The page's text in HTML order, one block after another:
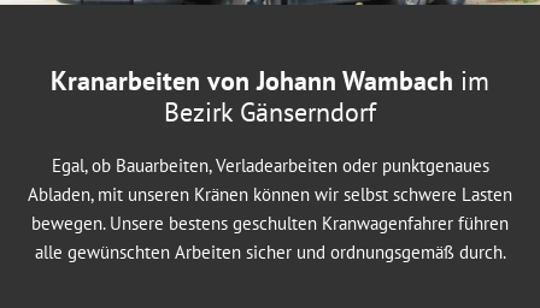
Kranarbeiten von Johann Wambach im
Bezirk Gänserndorf
Egal, ob Bauarbeiten, Verladearbeiten oder punktgenaues
Abladen, mit unseren Kränen können wir selbst schwere Lasten
bewegen. Unsere bestens geschulten Kranwagenfahrer führen
alle gewünschten Arbeiten sicher und ordnungsgemäß durch.